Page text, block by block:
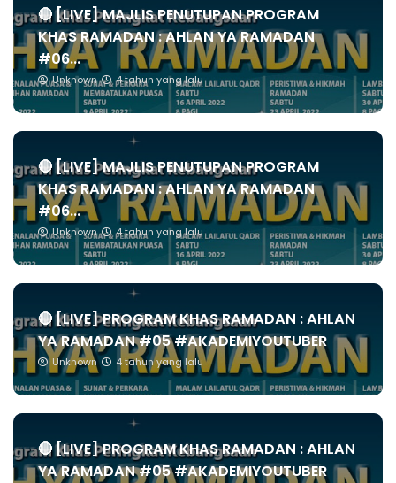
🔴 [LIVE] MAJLIS PENUTUPAN PROGRAM
KHAS RAMADAN : AHLAN YA RAMADAN
#06...
Unknown 4 tahun yang lalu
🔴 [LIVE] MAJLIS PENUTUPAN PROGRAM
KHAS RAMADAN : AHLAN YA RAMADAN
#06...
Unknown 4 tahun yang lalu
🔴 [LIVE] PROGRAM KHAS RAMADAN : AHLAN
YA RAMADAN #05 #AKADEMIYOUTUBER
Unknown 4 tahun yang lalu
🔴 [LIVE] PROGRAM KHAS RAMADAN : AHLAN
YA RAMADAN #05 #AKADEMIYOUTUBER